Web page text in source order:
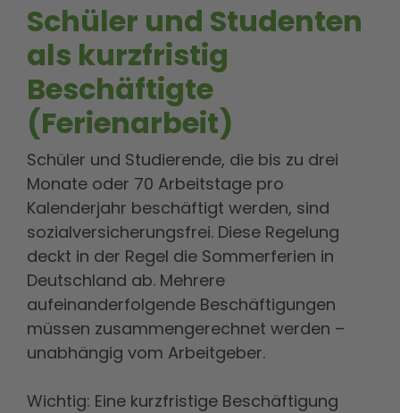
Schüler und Studenten
als kurzfristig
Beschäftigte
(Ferienarbeit)
Schüler und Studierende, die bis zu drei
Monate oder 70 Arbeitstage pro
Kalenderjahr beschäftigt werden, sind
sozialversicherungsfrei. Diese Regelung
deckt in der Regel die Sommerferien in
Deutschland ab. Mehrere
aufeinanderfolgende Beschäftigungen
müssen zusammengerechnet werden –
unabhängig vom Arbeitgeber.
Wichtig: Eine kurzfristige Beschäftigung